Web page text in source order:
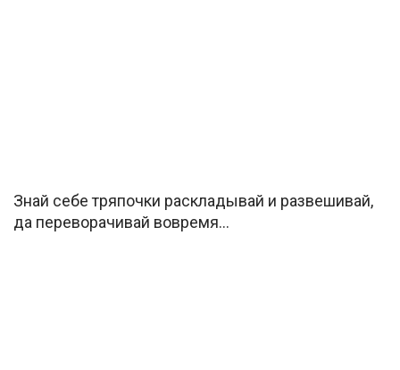
Знай себе тряпочки раскладывай и развешивай,
да переворачивай вовремя…